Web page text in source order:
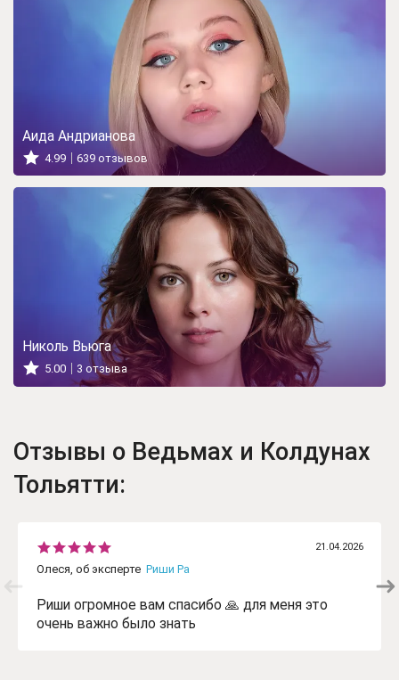
Аида Андрианова
4.99 639 отзывов
Николь Вьюга
5.00 3 отзыва
Отзывы о Ведьмах и Колдунах
Тольятти:
21.04.2026
Олеся, об эксперте Риши Ра
Риши огромное вам спасибо 🙏 для меня это
очень важно было знать